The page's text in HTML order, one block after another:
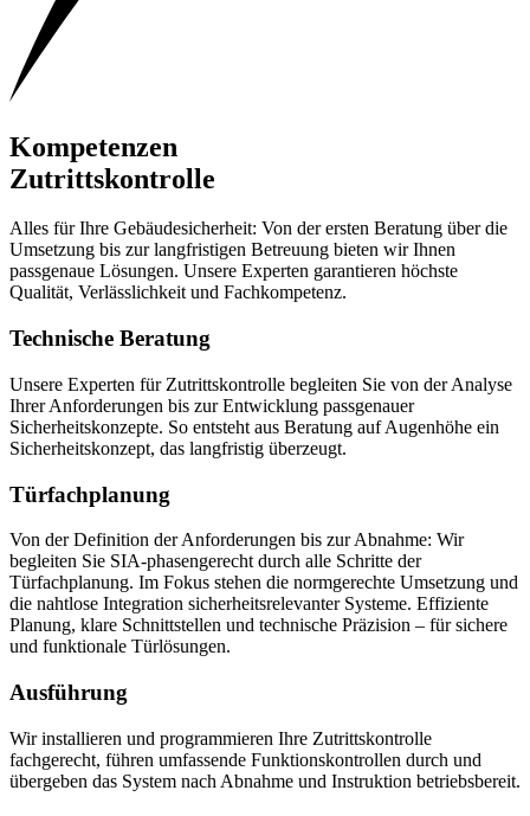
Kompetenzen
Zutrittskontrolle
Alles für Ihre Gebäudesicherheit: Von der ersten Beratung über die
Umsetzung bis zur langfristigen Betreuung bieten wir Ihnen
passgenaue Lösungen. Unsere Experten garantieren höchste
Qualität, Verlässlichkeit und Fachkompetenz.
Technische Beratung
Unsere Experten für Zutrittskontrolle begleiten Sie von der Analyse
Ihrer Anforderungen bis zur Entwicklung passgenauer
Sicherheitskonzepte. So entsteht aus Beratung auf Augenhöhe ein
Sicherheitskonzept, das langfristig überzeugt.
Türfachplanung
Von der Definition der Anforderungen bis zur Abnahme: Wir
begleiten Sie SIA-phasengerecht durch alle Schritte der
Türfachplanung. Im Fokus stehen die normgerechte Umsetzung und
die nahtlose Integration sicherheitsrelevanter Systeme. Effiziente
Planung, klare Schnittstellen und technische Präzision – für sichere
und funktionale Türlösungen.
Ausführung
Wir installieren und programmieren Ihre Zutrittskontrolle
fachgerecht, führen umfassende Funktionskontrollen durch und
übergeben das System nach Abnahme und Instruktion betriebsbereit.